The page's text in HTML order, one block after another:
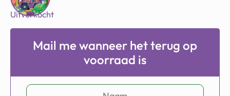
Uitverkocht
Mail me wanneer het terug op
voorraad is